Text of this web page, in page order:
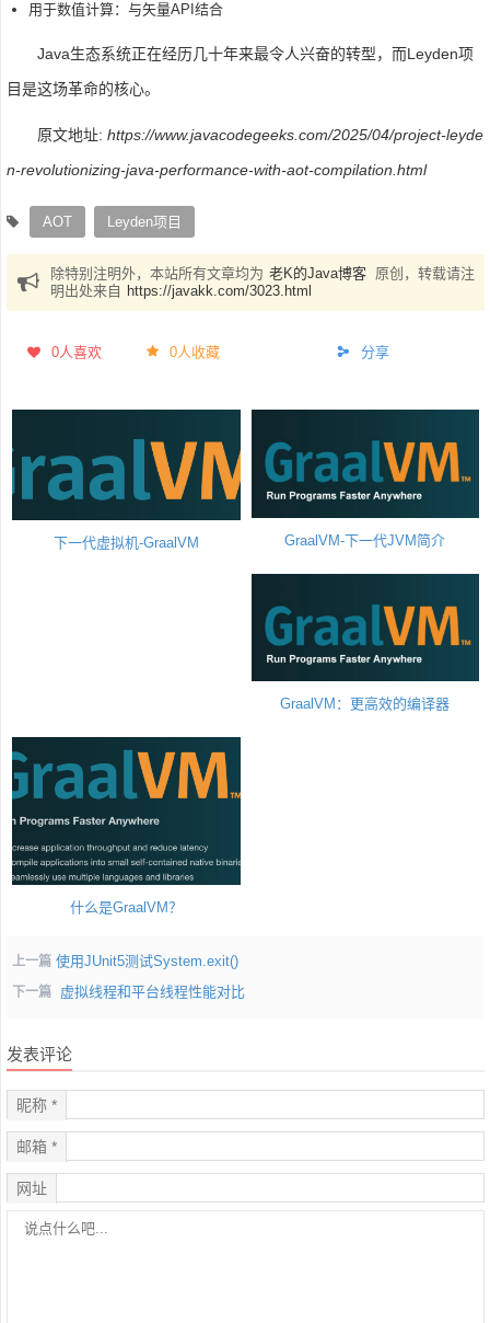
用于数值计算：与矢量API结合
Java生态系统正在经历几十年来最令人兴奋的转型，而Leyden项
目是这场革命的核心。
原文地址: https://www.javacodegeeks.com/2025/04/project-leyde
n-revolutionizing-java-performance-with-aot-compilation.html
AOT Leyden项目
除特别注明外，本站所有文章均为 老K的Java博客 原创，转载请注
明出处来自 https://javakk.com/3023.html
0人喜欢 0人收藏 分享
下一代虚拟机-GraalVM GraalVM-下一代JVM简介
GraalVM：更高效的编译器
什么是GraalVM？
上一篇 使用JUnit5测试System.exit()
下一篇 虚拟线程和平台线程性能对比
发表评论
昵称 *
邮箱 *
网址